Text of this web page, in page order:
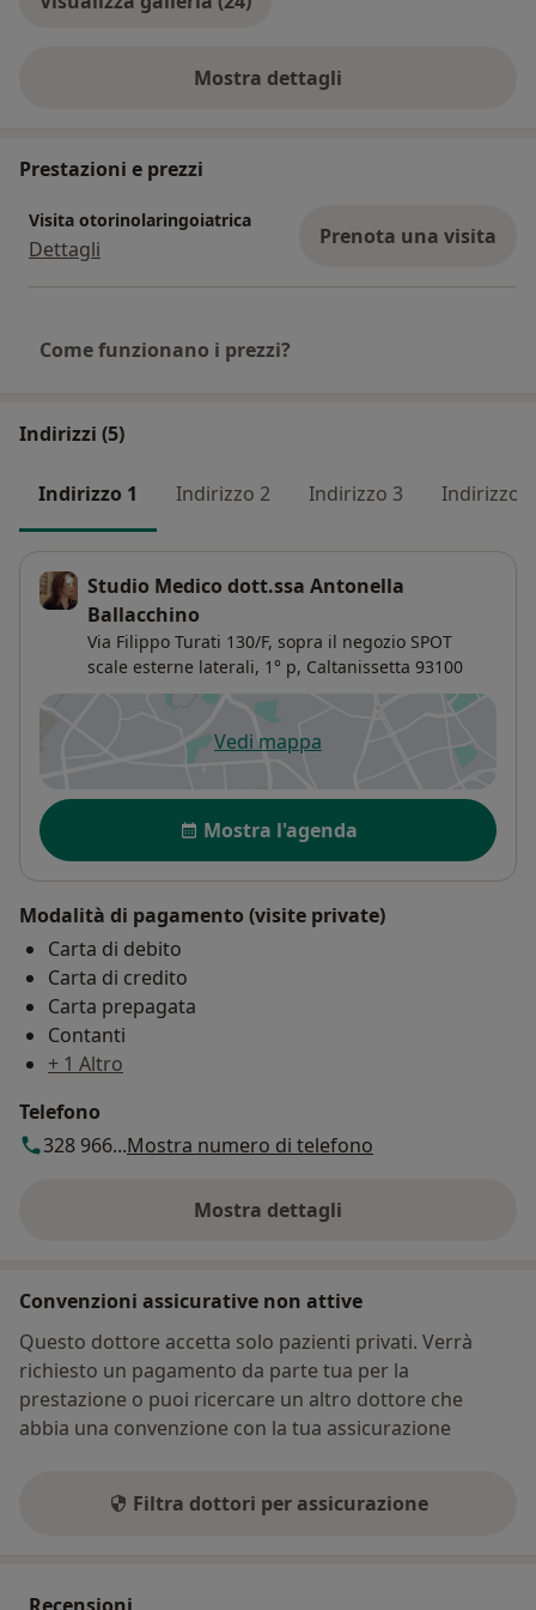
Mostra dettagli
sull'esperienza
Prestazioni e prezzi
Visita otorinolaringoiatrica
Dettagli Prenota una visita
Come funzionano i prezzi?
Indirizzi (5)
Indirizzo 1 Indirizzo 2 Indirizzo 3 Indirizzo 4
Studio Medico dott.ssa Antonella
Ballacchino
Via Filippo Turati 130/F, sopra il negozio SPOT
scale esterne laterali, 1° p, Caltanissetta 93100
Vedi mappasi apre in una nuova scheda
Disponibilità
Mostra l'agenda
Modalità di pagamento (visite private)
Carta di debito
Carta di credito
Carta prepagata
Contanti
+ 1 Altro
Telefono
328 966...Mostra numero di telefono
Mostra dettagli
sull'indirizzo
Convenzioni assicurative non attive
Questo dottore accetta solo pazienti privati. Verrà
richiesto un pagamento da parte tua per la
prestazione o puoi ricercare un altro dottore che
abbia una convenzione con la tua assicurazione
Filtra dottori per assicurazione